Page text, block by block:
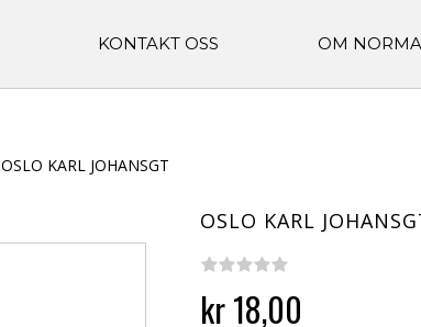
KONTAKT OSS OM
OSLO KARL JOHANSGT
OSLO KARL
kr 18,00